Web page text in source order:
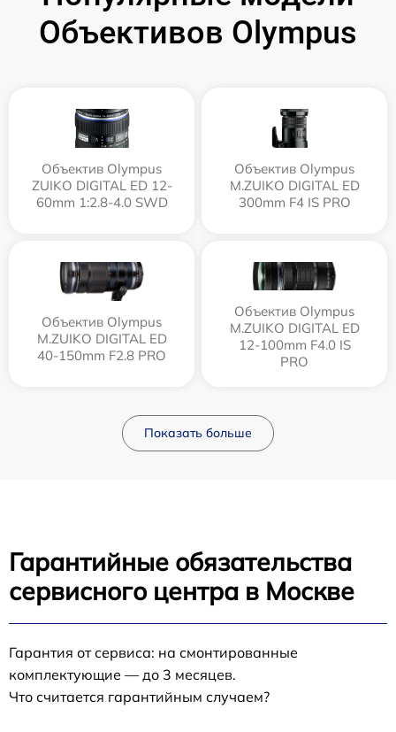
Объективов Olympus
Объектив Olympus
ZUIKO DIGITAL ED 12-
60mm 1:2.8-4.0 SWD
Объектив Olympus
M.ZUIKO DIGITAL ED
300mm F4 IS PRO
Объектив Olympus
M.ZUIKO DIGITAL ED
40-150mm F2.8 PRO
Объектив Olympus
M.ZUIKO DIGITAL ED
12‑100mm F4.0 IS
PRO
Показать больше
Гарантийные обязательства
сервисного центра в Москве
Гарантия от сервиса: на смонтированные
комплектующие — до 3 месяцев.
Что считается гарантийным случаем?